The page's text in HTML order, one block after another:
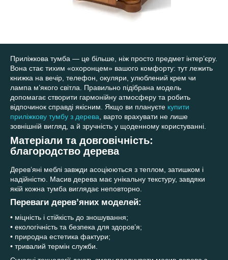
Приліжкова тумба — це більше, ніж просто предмет інтер’єру.
Вона стає тихим «охоронцем» вашого комфорту: тут лежить
книжка на вечір, телефон, окуляри, улюблений крем чи
лампа м’якого світла. Правильно підібрана модель
допомагає створити гармонійну атмосферу та робить
відпочинок справді якісним. Якщо ви плануєте купити
приліжкову тумбу з дерева , варто врахувати не лише
зовнішній вигляд, а й зручність у щоденному користуванні.
Матеріали та довговічність:
благородство дерева
Дерев’яні меблі завжди асоціюються з теплом, затишком і
надійністю. Масив дерева має унікальну текстуру, завдяки
якій кожна тумба виглядає неповторно.
Переваги дерев’яних моделей:
• міцність і стійкість до зношування;
• екологічність та безпека для здоров’я;
• природна естетика фактури;
• тривалий термін служби.